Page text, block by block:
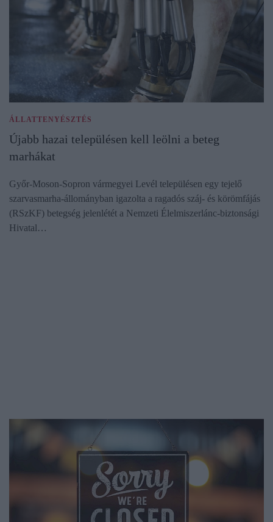
ÁLLATTENYÉSZTÉS
Újabb hazai településen kell leölni a beteg
marhákat
Győr-Moson-Sopron vármegyei Levél településen egy tejelő
szarvasmarha-állományban igazolta a ragadós száj- és körömfájás
(RSzKF) betegség jelenlétét a Nemzeti Élelmiszerlánc-biztonsági
Hivatal…